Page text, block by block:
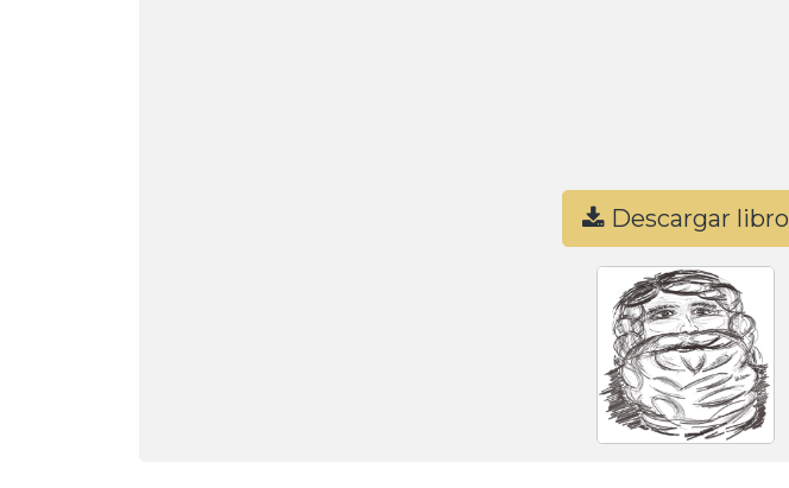
Descargar libro